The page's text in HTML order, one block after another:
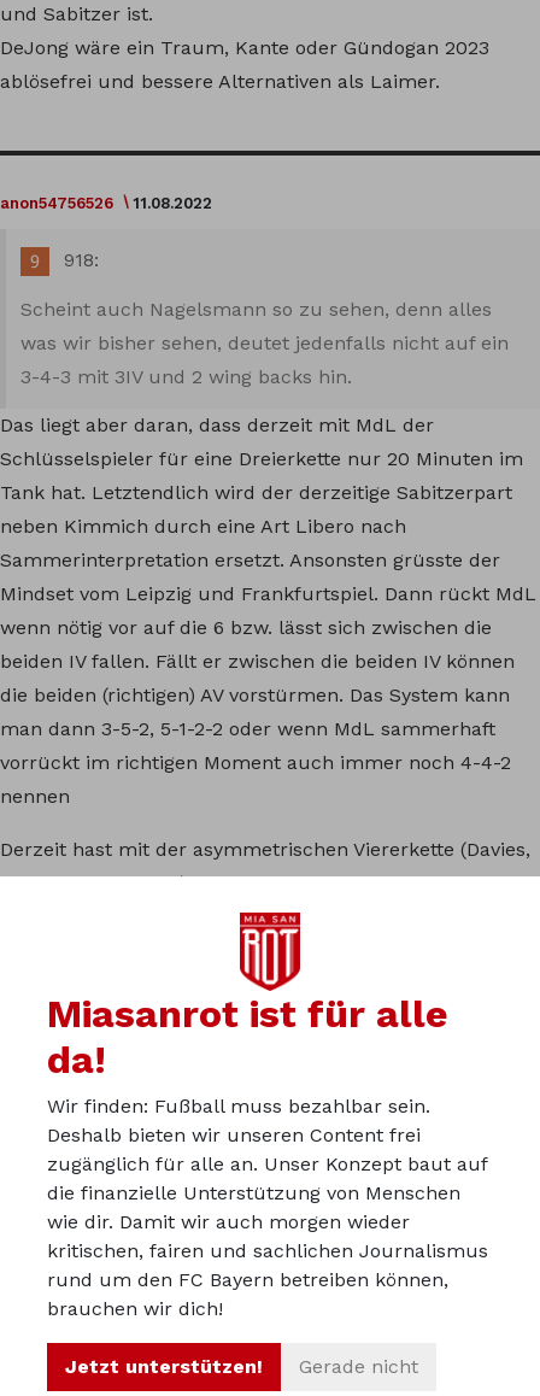
und Sabitzer ist.
DeJong wäre ein Traum, Kante oder Gündogan 2023
ablösefrei und bessere Alternativen als Laimer.
anon54756526 11.08.2022
918:
Scheint auch Nagelsmann so zu sehen, denn alles
was wir bisher sehen, deutet jedenfalls nicht auf ein
3-4-3 mit 3IV und 2 wing backs hin.
Das liegt aber daran, dass derzeit mit MdL der
Schlüsselspieler für eine Dreierkette nur 20 Minuten im
Tank hat. Letztendlich wird der derzeitige Sabitzerpart
neben Kimmich durch eine Art Libero nach
Sammerinterpretation ersetzt. Ansonsten grüsste der
Mindset vom Leipzig und Frankfurtspiel. Dann rückt MdL
wenn nötig vor auf die 6 bzw. lässt sich zwischen die
beiden IV fallen. Fällt er zwischen die beiden IV können
die beiden (richtigen) AV vorstürmen. Das System kann
man dann 3-5-2, 5-1-2-2 oder wenn MdL sammerhaft
vorrückt im richtigen Moment auch immer noch 4-4-2
nennen
Derzeit hast mit der asymmetrischen Viererkette (Davies,
Lucas, Upa, Pavard) eigentlich viel deutlicher drei IVs auf
dem Platz. Daran ändern auch die 2 Tore nach Eckball
von Pavard nichts dran, offensiv ist und wird Pavard
Du kannst in der Miasanrot-
Kurve mitdiskutieren:
kurve.miasanrot.de
Werbepartner werden
Datenschutz
Miasanrot ist für alle
da!
Wir finden: Fußball muss bezahlbar sein.
Deshalb bieten wir unseren Content frei
zugänglich für alle an. Unser Konzept baut auf
die finanzielle Unterstützung von Menschen
wie dir. Damit wir auch morgen wieder
kritischen, fairen und sachlichen Journalismus
rund um den FC Bayern betreiben können,
brauchen wir dich!
Jetzt unterstützen! Gerade nicht